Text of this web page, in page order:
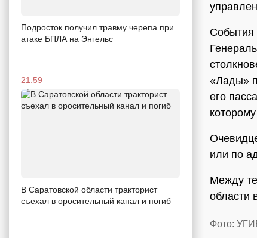
Подросток получил травму черепа при
атаке БПЛА на Энгельс
21:59
В Саратовской области тракторист
съехал в оросительный канал и погиб
События
«Лады»
его
или по
Между
области
Фото: